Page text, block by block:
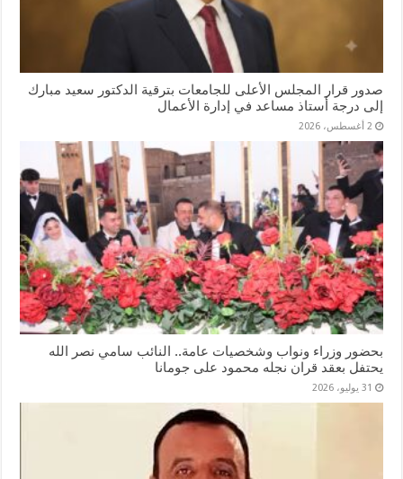
صدور قرار المجلس الأعلى للجامعات بترقية الدكتور سعيد مبارك
إلى درجة أستاذ مساعد في إدارة الأعمال
2 أغسطس، 2026
بحضور وزراء ونواب وشخصيات عامة.. النائب سامي نصر الله
يحتفل بعقد قران نجله محمود على جومانا
31 يوليو، 2026